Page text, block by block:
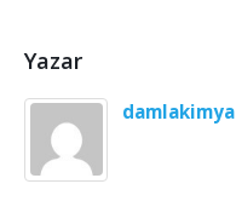
Yazar
damlakimya